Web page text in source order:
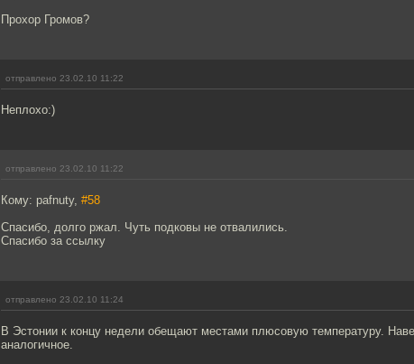
Прохор Громов?
отправлено 23.02.10 11:22
Неплохо:)
отправлено 23.02.10 11:22
Кому: pafnuty, #58
Спасибо, долго ржал. Чуть подковы не отвалились.
Спасибо за ссылку
отправлено 23.02.10 11:24
В Эстонии к концу недели обещают местами плюсовую температуру.
аналогичное.